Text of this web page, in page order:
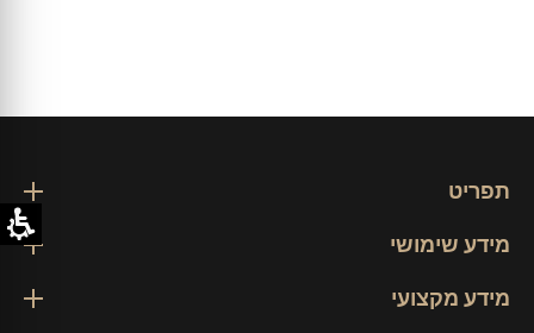
תפריט
מידע שימושי
מידע מקצועי